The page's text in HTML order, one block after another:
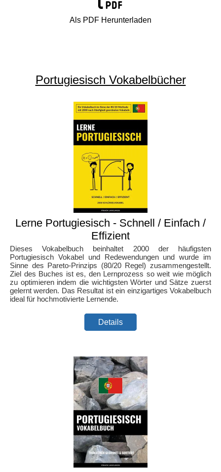
Als PDF Herunterladen
Portugiesisch Vokabelbücher
Lerne Portugiesisch - Schnell / Einfach /
Effizient
Dieses Vokabelbuch beinhaltet 2000 der häufigsten
Portugiesisch Vokabel und Redewendungen und wurde im
Sinne des Pareto-Prinzips (80/20 Regel) zusammengestellt.
Ziel des Buches ist es, den Lernprozess so weit wie möglich
zu optimieren indem die wichtigsten Wörter und Sätze zuerst
gelernt werden. Das Resultat ist ein einzigartiges Vokabelbuch
ideal für hochmotivierte Lernende.
Details